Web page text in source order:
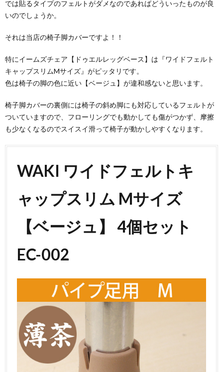
では貼るタイプのフェルトがダメなのであればどういったものが良
いのでしょうか。
それは当店の椅子脚カバーですよ！！
特にイームズチェア【ドゥエルレッグベース】は『ワイドフェルト
キャップスリムMサイズ』がピッタリです。
色は椅子の脚の色に近い【ベージュ】が違和感ないと思います。
椅子脚カバーの裏側には椅子の斜め脚にも対応しているフェルトが
ついていますので、フローリングでも動かしても傷がつかず、摩擦
も少なくなるのでスイスイ滑って椅子が動かしやすくなります。
WAKI ワイドフェルトキ
ャップスリム Mサイズ
【ベージュ】 4個セット
EC-002